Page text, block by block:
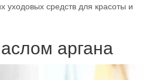
уходовых средств для красоты и
аргана